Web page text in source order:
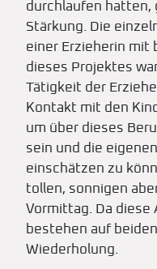
durchlaufen hatten,
Stärkung. Die
einer Erzieherin mit
dieses Projektes
Tätigkeit der
Kontakt mit den
um über dieses
sein und die
einschätzen zu
tollen, sonnigen
Vormittag. Da diese
bestehen auf
Wiederholung.